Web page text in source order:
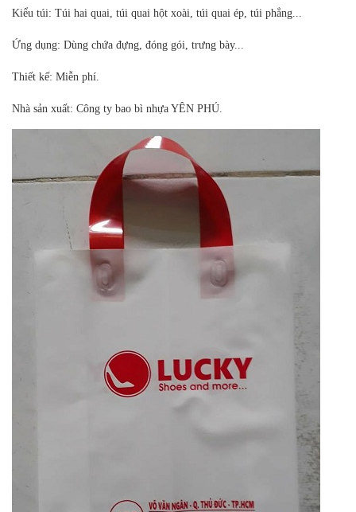
Kiểu túi: Túi hai quai, túi quai hột xoài, túi quai ép, túi phẳng...
Ứng dụng: Dùng chứa đựng, đóng gói, trưng bày...
Thiết kế: Miễn phí.
Nhà sản xuất: Công ty bao bì nhựa YÊN PHÚ.